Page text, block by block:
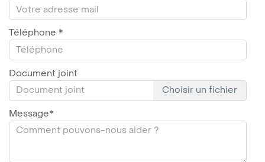
Téléphone *
Document joint
Choisir un fichier
Message*